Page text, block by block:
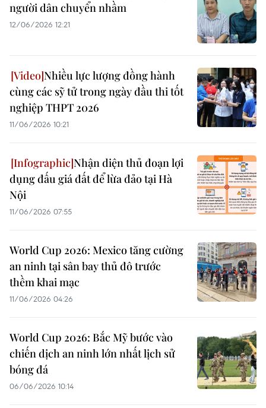
người dân chuyển nhầm
12/06/2026 12:21
Nhiều lực lượng đồng hành
cùng các sỹ tử trong ngày đầu thi tốt
nghiệp THPT 2026
11/06/2026 10:21
Nhận diện thủ đoạn lợi
dụng đấu giá đất để lừa đảo tại Hà
Nội
11/06/2026 07:55
World Cup 2026: Mexico tăng cường
an ninh tại sân bay thủ đô trước
thềm khai mạc
11/06/2026 04:26
World Cup 2026: Bắc Mỹ bước vào
chiến dịch an ninh lớn nhất lịch sử
bóng đá
06/06/2026 10:14